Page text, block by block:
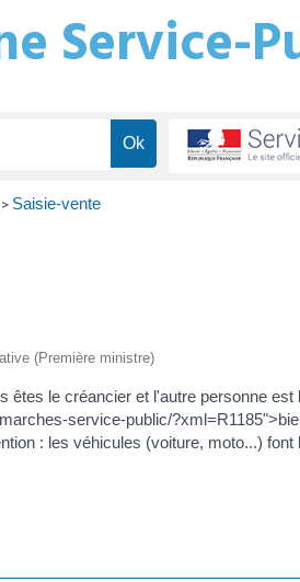
Service-
> Saisie-vente
(Première ministre)
le créancier et l'autre personne est
service-public/
: les véhicules (voiture, moto...) font